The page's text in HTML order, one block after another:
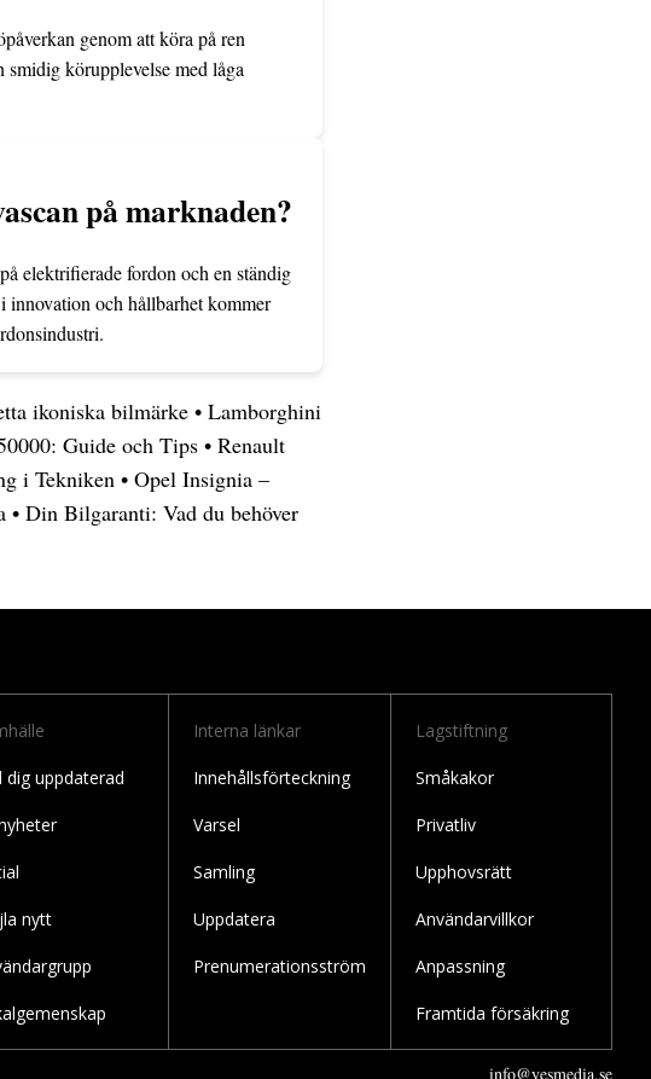
genom att köra på ren
körupplevelse med låga
på marknaden?
elektrifierade fordon och en ständig
innovation och hållbarhet kommer
ikoniska bilmärke • Lamborghini
Guide och Tips • Renault
i Tekniken • Opel Insignia –
• Din Bilgaranti: Vad du behöver
dig uppdaterad
nytt
Interna länkar
Innehållsförteckning
Varsel
Samling
Uppdatera
Prenumerationsström
Lagstiftning
Småkakor
Privatliv
Upphovsrätt
Användarvillkor
Anpassning
Framtida försäkring
info@yesmedia.se